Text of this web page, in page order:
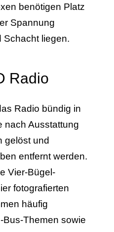
benötigen Platz
Spannung
Schacht liegen.
Radio
Radio bündig in
nach Ausstattung
gelöst und
entfernt werden.
Vier-Bügel-
fotografierten
häufig
Bus-Themen sowie